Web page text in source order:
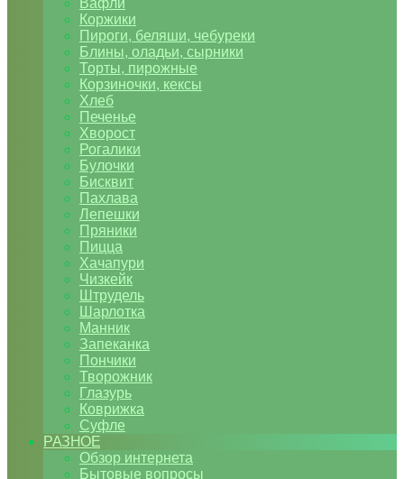
Вафли
Коржики
Пироги, беляши, чебуреки
Блины, оладьи, сырники
Торты, пирожные
Корзиночки, кексы
Хлеб
Печенье
Хворост
Рогалики
Булочки
Бисквит
Пахлава
Лепешки
Пряники
Пицца
Хачапури
Чизкейк
Штрудель
Шарлотка
Манник
Запеканка
Пончики
Творожник
Глазурь
Коврижка
Суфле
РАЗНОЕ
Обзор интернета
Бытовые вопросы